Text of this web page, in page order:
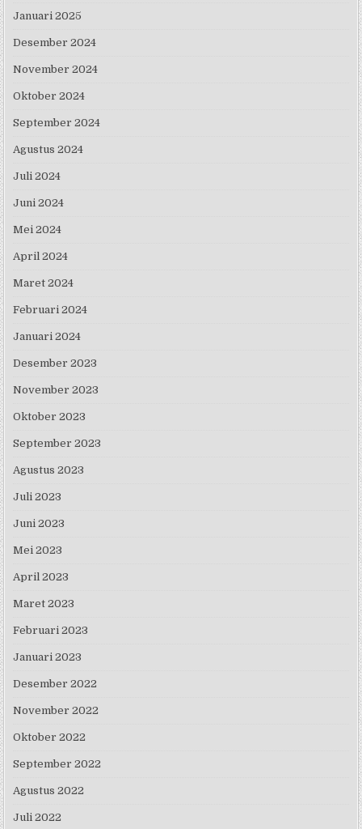
Januari 2025
Desember 2024
November 2024
Oktober 2024
September 2024
Agustus 2024
Juli 2024
Juni 2024
Mei 2024
April 2024
Maret 2024
Februari 2024
Januari 2024
Desember 2023
November 2023
Oktober 2023
September 2023
Agustus 2023
Juli 2023
Juni 2023
Mei 2023
April 2023
Maret 2023
Februari 2023
Januari 2023
Desember 2022
November 2022
Oktober 2022
September 2022
Agustus 2022
Juli 2022